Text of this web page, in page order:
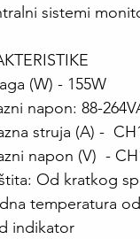
sistemi
(W) - 155W
napon: 88-
struja (A) -
napon (V) -
Od kratkog
temperatura
indikator